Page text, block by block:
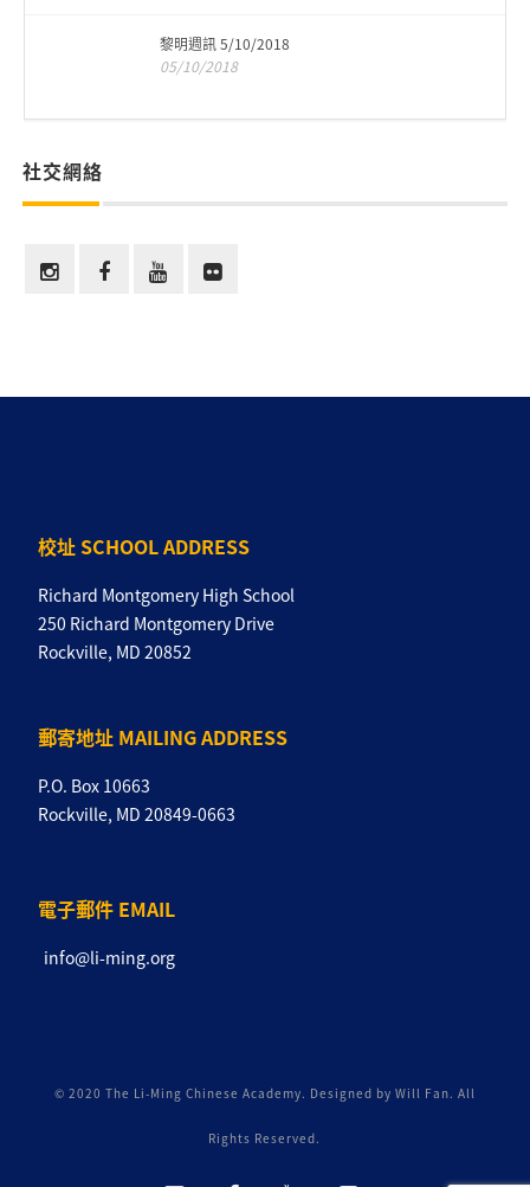
黎明週訊 5/10/2018
05/10/2018
社交網絡
校址 SCHOOL ADDRESS
Richard Montgomery High School
250 Richard Montgomery Drive
Rockville, MD 20852
郵寄地址 MAILING ADDRESS
P.O. Box 10663
Rockville, MD 20849-0663
電子郵件 EMAIL
info@li-ming.org
© 2020 The Li-Ming Chinese Academy. Designed by Will Fan. All
Rights Reserved.